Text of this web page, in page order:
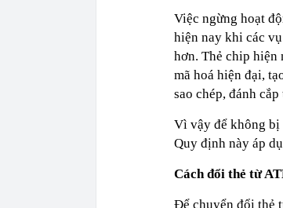
Việc ngừng hoạt
hiện nay khi các
hơn. Thẻ chip hiện
mã hoá hiện đại,
sao chép, đánh
Vì vậy để không bị
Quy định này áp
Cách đổi thẻ từ
Để chuyển đổi thẻ